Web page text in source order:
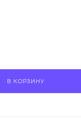
В КОРЗИНУ